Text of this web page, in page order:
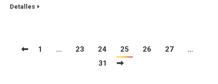
Detalles
1 … 23 24 25 26 27
…
31